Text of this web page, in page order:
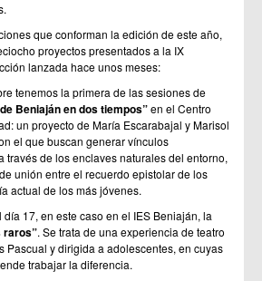
que conforman la edición de este año,
proyectos presentados a la IX
lanzada hace unos meses:
tenemos la primera de las sesiones de
Beniaján en dos tiempos”en el Centro
un proyecto de María Escarabajal y Marisol
el que buscan generar vínculos
través de los enclaves naturales del entorno,
unión entre el recuerdo epistolar de los
actual de los más jóvenes.
17, en este caso en el IES Beniaján, la
raros”. Se trata de una experiencia de teatro
Pascual y dirigida a adolescentes, en cuyas
trabajar la diferencia.